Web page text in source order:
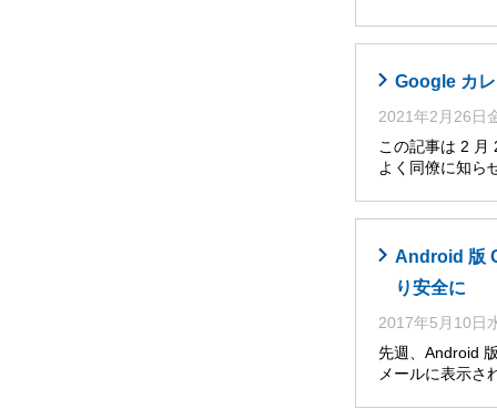
Google カ
2021年2月26日
この記事は 2
よく同僚に知ら
Android 版
り安全に
2017年5月10日
先週、Android
メールに表示